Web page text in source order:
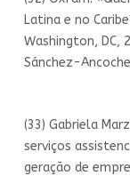
Latina e no
Washington, DC,
Sánchez-
(33) Gabriela
serviços
geração de